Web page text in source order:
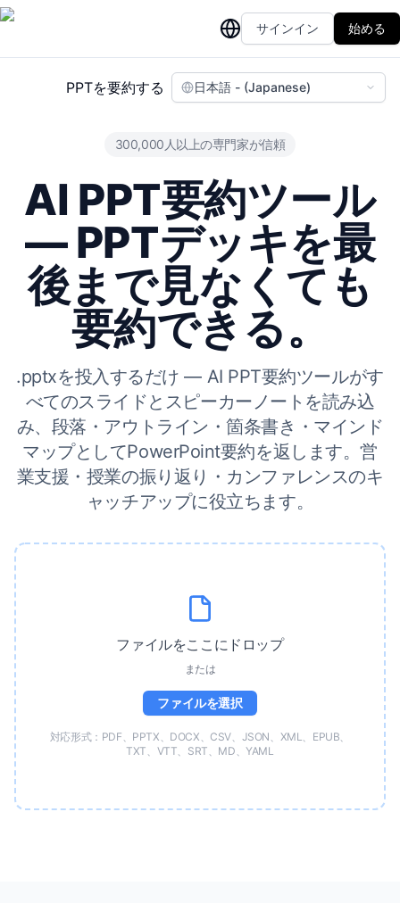
サインイン 始める
PPTを要約する 日本語 - (Japanese)
300,000人以上の専門家が信頼
AI PPT要約ツール
— PPTデッキを最
後まで見なくても
要約できる。
.pptxを投入するだけ — AI PPT要約ツールがす
べてのスライドとスピーカーノートを読み込
み、段落・アウトライン・箇条書き・マインド
マップとしてPowerPoint要約を返します。営
業支援・授業の振り返り・カンファレンスのキ
ャッチアップに役立ちます。
ファイルをここにドロップ
または
ファイルを選択
対応形式：PDF、PPTX、DOCX、CSV、JSON、XML、EPUB、
TXT、VTT、SRT、MD、YAML